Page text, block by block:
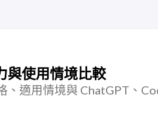
與使用情境比較
、適用情境與 ChatGPT、